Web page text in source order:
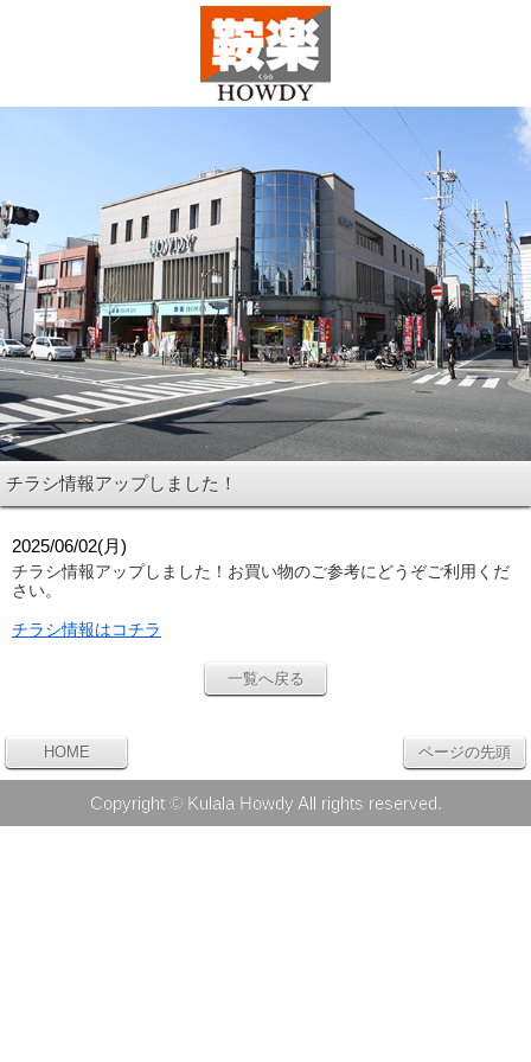
チラシ情報アップしました！
2025/06/02(月)
チラシ情報アップしました！ お買い物のご参考にどうぞご利用くだ
さい。
チラシ情報はコチラ
一覧へ戻る
HOME ページの先頭
Copyright © Kulala Howdy All rights reserved.